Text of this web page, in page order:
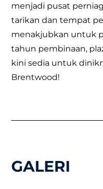
menjadi pusat
tarikan dan tempat
menakjubkan untuk
tahun pembinaan,
kini sedia untuk
Brentwood!
GALERI